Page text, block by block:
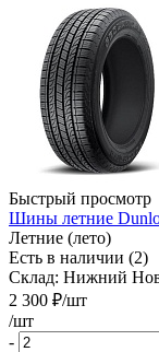
Быстрый просмотр
Шины летние
Летние (лето)
Есть в наличии (2)
Склад: Нижний
2 300 ₽/шт
/шт
-